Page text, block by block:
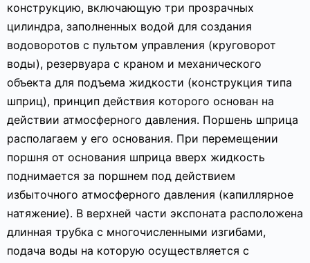
конструкцию, включающую три прозрачных
цилиндра, заполненных водой для создания
водоворотов с пультом управления (круговорот
воды), резервуара с краном и механического
объекта для подъема жидкости (конструкция типа
шприц), принцип действия которого основан на
действии атмосферного давления. Поршень шприца
располагаем у его основания. При перемещении
поршня от основания шприца вверх жидкость
поднимается за поршнем под действием
избыточного атмосферного давления (капиллярное
натяжение). В верхней части экспоната расположена
длинная трубка с многочисленными изгибами,
подача воды на которую осуществляется с